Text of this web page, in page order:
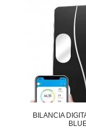
BILANCIA